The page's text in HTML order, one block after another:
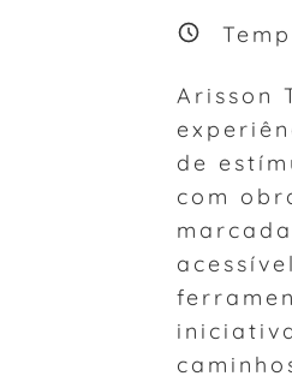
Arisson
de
com